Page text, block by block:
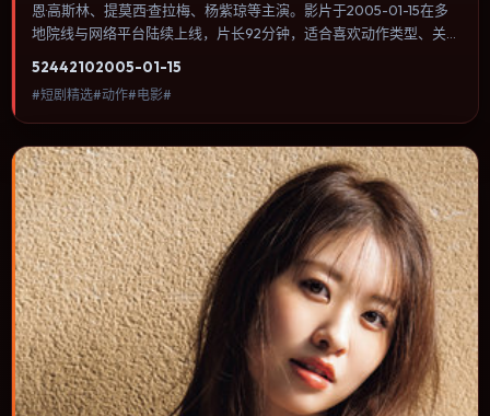
恩·高斯林、提莫西·查拉梅、杨紫琼等主演。影片于2005-01-15在多
地院线与网络平台陆续上线，片长92分钟，适合喜欢动作类型、关注
与视听语言统一，可作为休闲观影或类型片补片的选择。
52442102005-01-15
#短剧精选#动作#电影#